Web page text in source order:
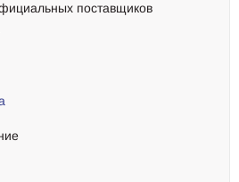
поставщиков